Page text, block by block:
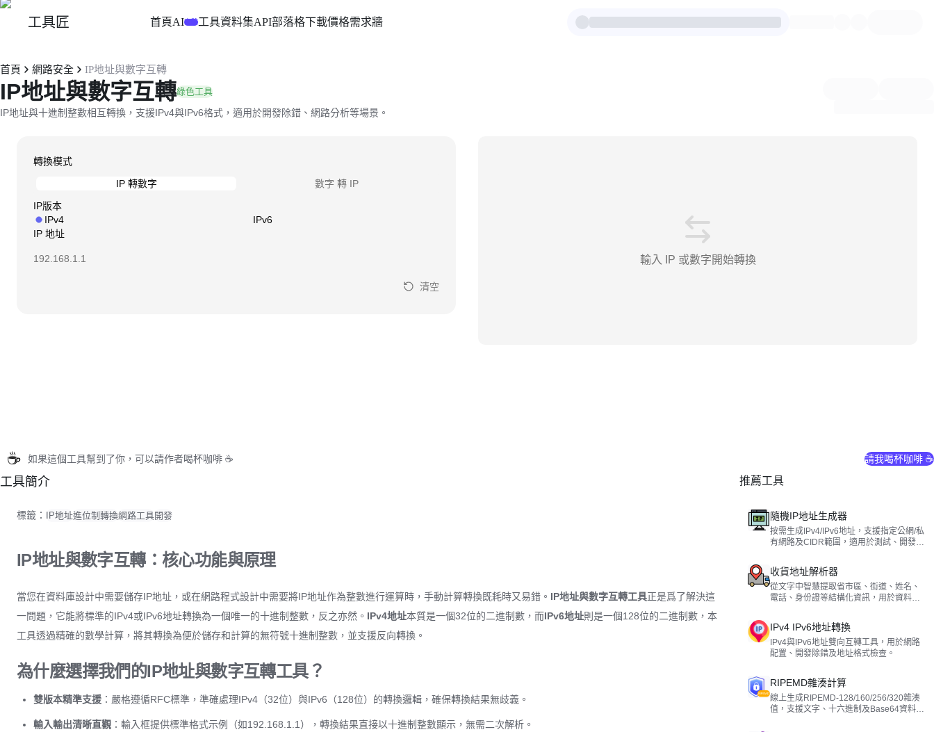
工具匠 首頁AI實驗工具資料集API部落格下載價格需求牆
首頁 網路安全 IP地址與數字互轉
IP地址與數字互轉綠色工具
IP地址與十進制整數相互轉換，支援IPv4與IPv6格式，適用於開發除錯、網路分析等場景。
轉換模式
IP 轉數字
數字 轉 IP
IP版本
IPv4
IPv6
IP 地址
清空
輸入 IP 或數字開始轉換
☕ 如果這個工具幫到了你，可以請作者喝杯咖啡 ☕ 請我喝杯咖啡 ☕
工具簡介
標籤： IP地址進位制轉換網路工具開發
IP地址與數字互轉：核心功能與原理
當您在資料庫設計中需要儲存IP地址，或在網路程式設計中需要將IP地址作為整數進行運算時，手動計算轉換既耗時又易錯。 IP地址與數字互轉工具正是爲了解決這
一問題，它能將標準的IPv4或IPv6地址轉換為一個唯一的十進制整數，反之亦然。 IPv4地址本質是一個32位的二進制數，而IPv6地址則是一個128位的二進制數，本
工具透過精確的數學計算，將其轉換為便於儲存和計算的無符號十進制整數，並支援反向轉換。
為什麼選擇我們的IP地址與數字互轉工具？
雙版本精準支援 ：嚴格遵循RFC標準，準確處理IPv4（32位）與IPv6（128位）的轉換邏輯，確保轉換結果無歧義。
輸入輸出清晰直觀 ：輸入框提供標準格式示例（如192.168.1.1），轉換結果直接以十進制整數顯示，無需二次解析。
推薦工具
隨機IP地址生成器
按需生成IPv4/IPv6地址，支援指定公網/私
有網路及CIDR範圍，適用於測試、開發與
收貨地址解析器
從文字中智慧提取省市區、街道、姓名、
電話、身份證等結構化資訊，用於資料錄
IPv4 IPv6地址轉換
IPv4與IPv6地址雙向互轉工具，用於網路
配置、開發除錯及地址格式檢查。
RIPEMD雜湊計算
線上生成RIPEMD-128/160/256/320雜湊
值，支援文字、十六進制及Base64資料輸